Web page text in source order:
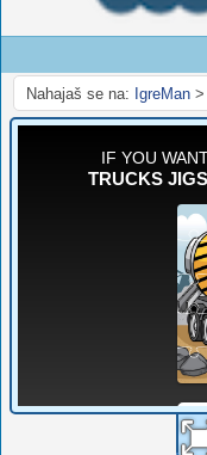
Nahajaš se na: IgreMan >